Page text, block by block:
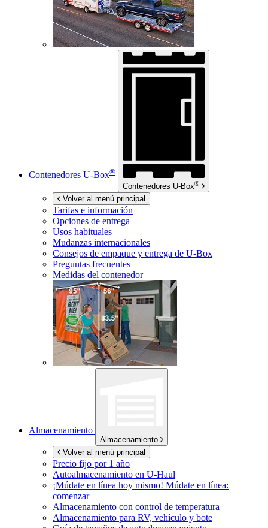
Contenedores U-Box®
Contenedores U-Box®
Volver al menú principal
Tarifas e información
Opciones de entrega
Usos habituales
Mudanzas internacionales
Consejos de empaque y entrega de U-Box
Preguntas frecuentes
Medidas del contenedor
Almacenamiento
Almacenamiento
Volver al menú principal
Precio fijo por 1 año
Autoalmacenamiento en U-Haul
¡Múdate en línea hoy mismo! Múdate en línea:
comenzar
Almacenamiento con control de temperatura
Almacenamiento para RV, vehículo y bote